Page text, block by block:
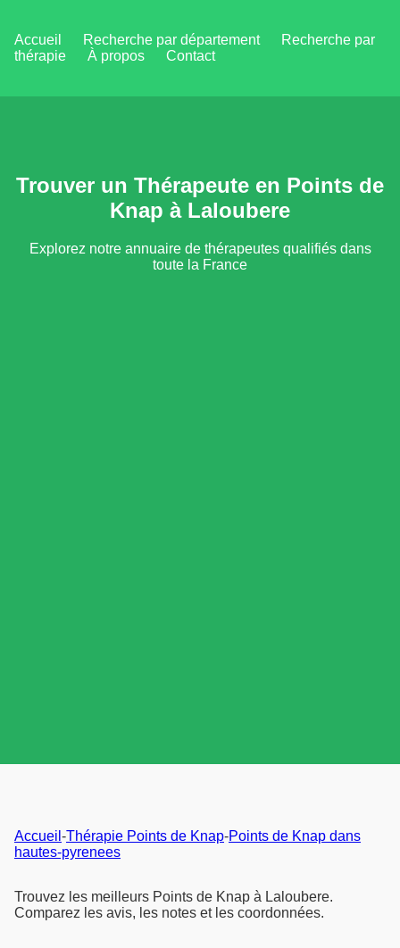
Accueil Recherche par département
Recherche par
thérapie
À propos Contact
Trouver un Thérapeute en Points de
Knap à Laloubere
Explorez notre annuaire de thérapeutes qualifiés dans
toute la France
Accueil -Thérapie Points de Knap-Points de Knap dans
hautes-pyrenees
Trouvez les meilleurs Points de Knap à Laloubere.
Comparez les avis, les notes et les coordonnées.